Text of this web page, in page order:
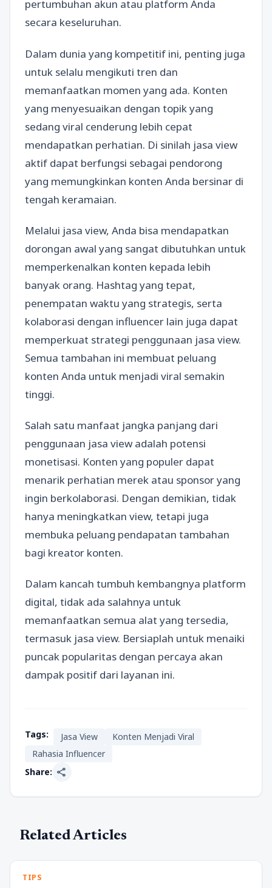
pertumbuhan akun atau platform Anda
secara keseluruhan.
Dalam dunia yang kompetitif ini, penting juga
untuk selalu mengikuti tren dan
memanfaatkan momen yang ada. Konten
yang menyesuaikan dengan topik yang
sedang viral cenderung lebih cepat
mendapatkan perhatian. Di sinilah jasa view
aktif dapat berfungsi sebagai pendorong
yang memungkinkan konten Anda bersinar di
tengah keramaian.
Melalui jasa view, Anda bisa mendapatkan
dorongan awal yang sangat dibutuhkan untuk
memperkenalkan konten kepada lebih
banyak orang. Hashtag yang tepat,
penempatan waktu yang strategis, serta
kolaborasi dengan influencer lain juga dapat
memperkuat strategi penggunaan jasa view.
Semua tambahan ini membuat peluang
konten Anda untuk menjadi viral semakin
tinggi.
Salah satu manfaat jangka panjang dari
penggunaan jasa view adalah potensi
monetisasi. Konten yang populer dapat
menarik perhatian merek atau sponsor yang
ingin berkolaborasi. Dengan demikian, tidak
hanya meningkatkan view, tetapi juga
membuka peluang pendapatan tambahan
bagi kreator konten.
Dalam kancah tumbuh kembangnya platform
digital, tidak ada salahnya untuk
memanfaatkan semua alat yang tersedia,
termasuk jasa view. Bersiaplah untuk menaiki
puncak popularitas dengan percaya akan
dampak positif dari layanan ini.
Tags: Jasa View
Konten Menjadi Viral
Rahasia Influencer
Share: share
Related Articles
TIPS